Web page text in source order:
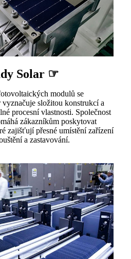
Solar ☞
modulů se
složitou konstrukcí a
procesní vlastnosti. Společnost
zákazníkům poskytovat
zajišťují přesné umístění zařízení
a zastavování.